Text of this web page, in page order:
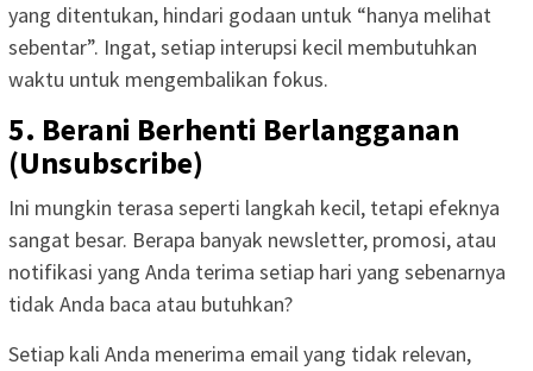
yang ditentukan, hindari godaan untuk “hanya melihat
sebentar”. Ingat, setiap interupsi kecil membutuhkan
waktu untuk mengembalikan fokus.
5. Berani Berhenti Berlangganan
(Unsubscribe)
Ini mungkin terasa seperti langkah kecil, tetapi efeknya
sangat besar. Berapa banyak newsletter, promosi, atau
notifikasi yang Anda terima setiap hari yang sebenarnya
tidak Anda baca atau butuhkan?
Setiap kali Anda menerima email yang tidak relevan,